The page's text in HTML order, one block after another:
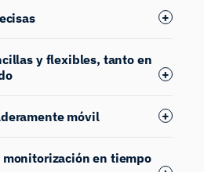
y flexibles, tanto en
móvil
en tiempo